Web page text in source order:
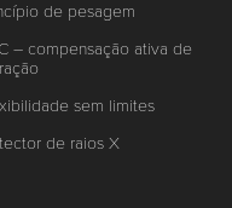
de pesagem
– compensação ativa de
sem limites
de raios X